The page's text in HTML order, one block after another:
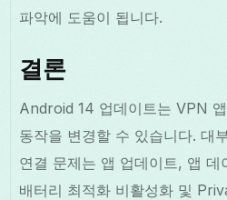
파악에 도움이 됩니다.
결론
Android 14 업데이트는 VPN
동작을 변경할 수 있습니다. 대
연결 문제는 앱 업데이트, 앱
배터리 최적화 비활성화 및